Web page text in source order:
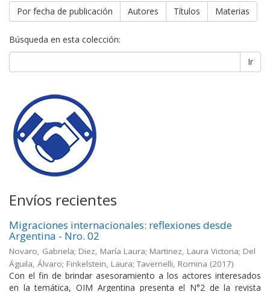
Por fecha de publicación Autores Títulos Materias
Búsqueda en esta colección:
Ir
Envíos recientes
Migraciones internacionales: reflexiones desde
Argentina - Nro. 02
Novaro, Gabriela; Diez, María Laura; Martinez, Laura Victoria; Del
Águila, Álvaro; Finkelstein, Laura; Tavernelli, Romina (2017)
Con el fin de brindar asesoramiento a los actores interesados
en la temática, OIM Argentina presenta el N°2 de la revista